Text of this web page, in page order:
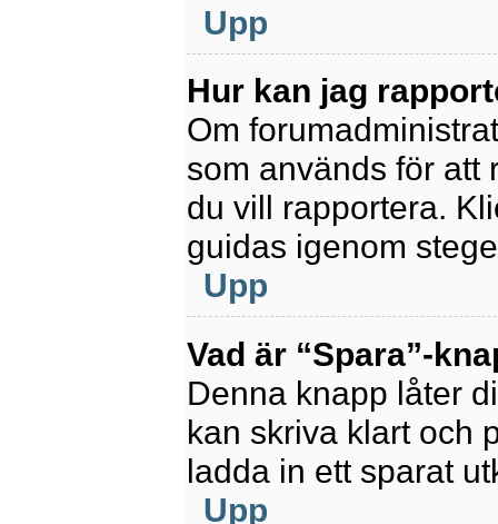
Upp
Hur kan jag
Om
som används för att
du vill rapportera.
guidas igenom
Upp
Vad är “Spara”-
Denna knapp låter
kan skriva klart och
ladda in ett sparat
Upp